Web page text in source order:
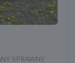
SPRAWNY